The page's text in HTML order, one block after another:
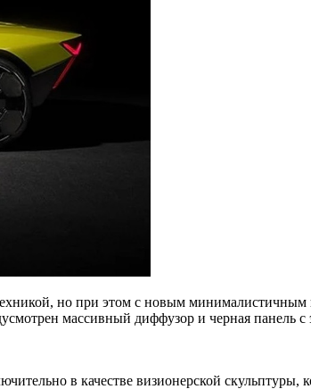
но при этом с новым
массивный диффузор и черная панель
в качестве визионерской